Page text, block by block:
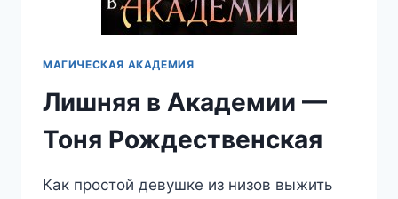
МАГИЧЕСКАЯ АКАДЕМИЯ
Лишняя в Академии —
Тоня Рождественская
Как простой девушке из низов выжить